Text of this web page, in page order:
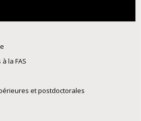
la FAS
et postdoctorales